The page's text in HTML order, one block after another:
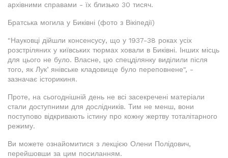
архівними справами - їх близько 30 тисяч.
Братська могила у Биківні (фото з Вікіпедії)
"Науковці дійшли консенсусу, що у 1937-38 роках усіх
розстріляних у київських тюрмах ховали в Биківні. Інших місць
для цього не було. Власне, цю спецділянку виділили після
того, як Лукʼянівське кладовище було переповнене", -
зазначає історикиня.
Проте, на сьогоднішній день не всі засекречені матеріали
стали доступними для дослідників. Тим не менш, вони
поступово відкривають істину про кожну жертву тоталітарного
режиму.
Ви можете ознайомитися з лекцією Олени Полідович,
перейшовши за цим посиланням.